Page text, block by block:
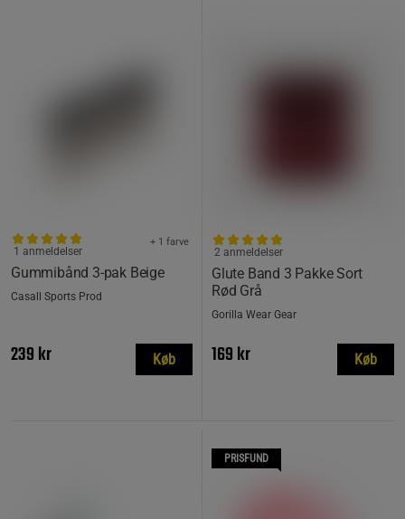
Gummibånd 3-pak Beige
+ 1 farve
1 anmeldelser
Casall Sports Prod
239 kr Køb
Glute Band 3 Pakke Sort
Rød Grå
2 anmeldelser
Gorilla Wear Gear
169 kr Køb
PRISFUND